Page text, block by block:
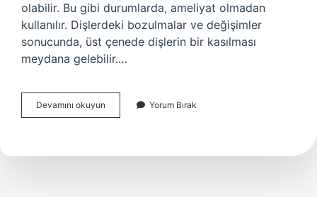
olabilir. Bu gibi durumlarda, ameliyat olmadan
kullanılır. Dişlerdeki bozulmalar ve değişimler
sonucunda, üst çenede dişlerin bir kasılması
meydana gelebilir.…
Devamını okuyun
Yapısı
Düzelir
Yorum Bırak